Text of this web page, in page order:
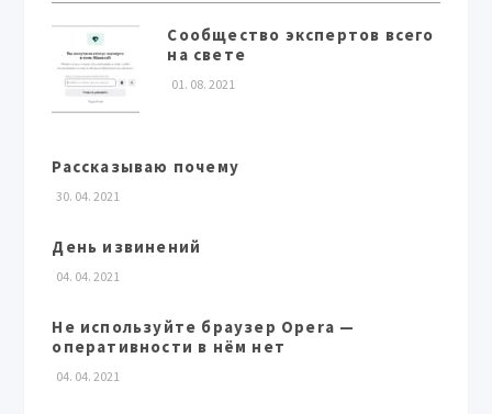
Сообщество экспертов всего
на свете
01. 08. 2021
Рассказываю почему
30. 04. 2021
День извинений
04. 04. 2021
Не используйте браузер Opera —
оперативности в нём нет
04. 04. 2021